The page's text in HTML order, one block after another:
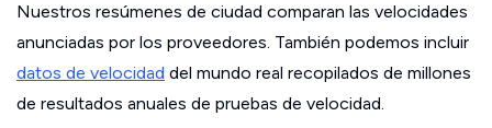
Nuestros resúmenes de ciudad comparan las velocidades
anunciadas por los proveedores. También podemos incluir
datos de velocidad del mundo real recopilados de millones
de resultados anuales de pruebas de velocidad.